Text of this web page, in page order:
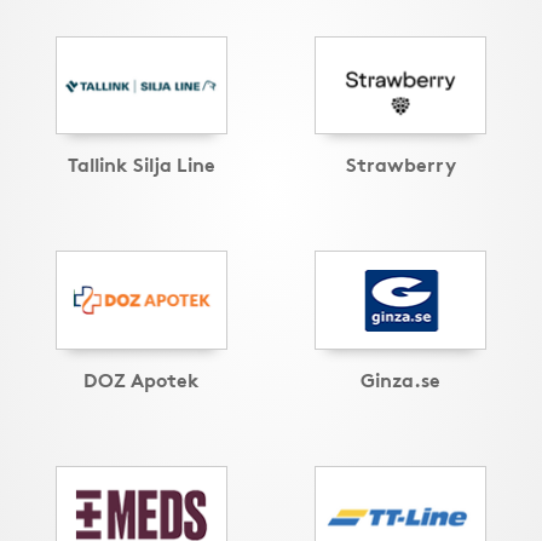
Tallink Silja Line Strawberry
DOZ Apotek Ginza.se